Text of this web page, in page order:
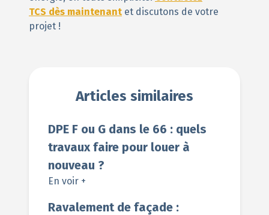
TCS dès maintenant et discutons de votre
projet !
Articles similaires
DPE F ou G dans le 66 : quels
travaux faire pour louer à
nouveau ?
En voir +
Ravalement de façade :